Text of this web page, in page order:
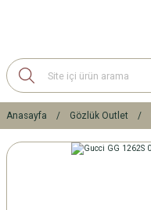
Anasayfa Gözlük Outlet